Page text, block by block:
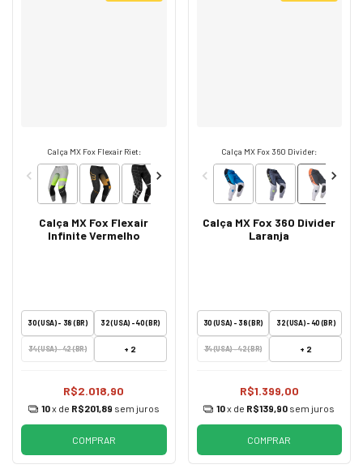
Calça MX Fox Flexair Riet:
Calça MX Fox Flexair
Infinite Vermelho
30 (USA) - 38 (BR) 32 (USA) - 40 (BR)
34 (USA) - 42 (BR) + 2
R$2.018,90
10x de R$201,89 sem juros
COMPRAR
Calça MX Fox 360 Divider:
Calça MX Fox 360 Divider
Laranja
30 (USA) - 38 (BR) 32 (USA) - 40 (BR)
34 (USA) - 42 (BR) + 2
R$1.399,00
10x de R$139,90 sem juros
COMPRAR